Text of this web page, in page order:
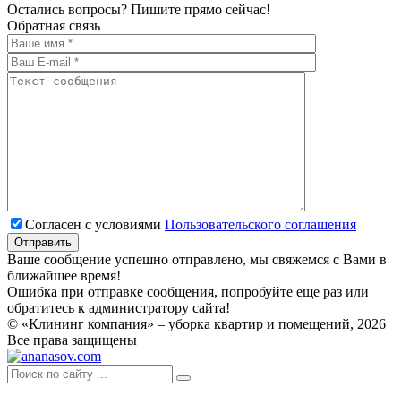
Остались вопросы? Пишите прямо сейчас!
Обратная связь
Согласен с условиями Пользовательского соглашения
Ваше сообщение успешно отправлено, мы свяжемся с Вами в
ближайшее время!
Ошибка при отправке сообщения, попробуйте еще раз или
обратитесь к администратору сайта!
© «Клининг компания» – уборка квартир и помещений, 2026
Все права защищены